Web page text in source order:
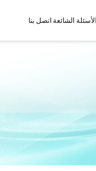
وأيونات
الأسئلة الشائعة اتصل بنا